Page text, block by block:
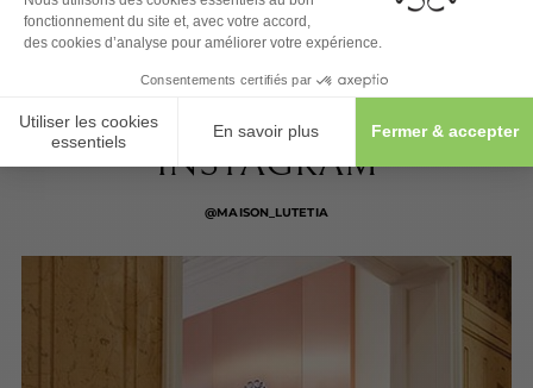
SUIVEZ-NOUS SUR
INSTAGRAM
@MAISON_LUTETIA